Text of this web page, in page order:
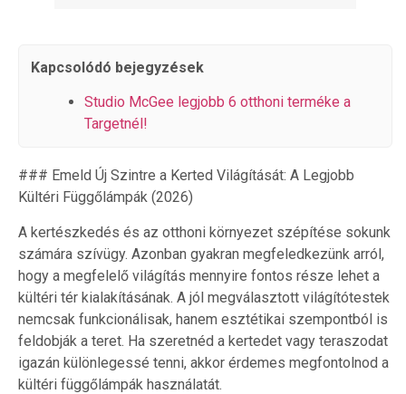
Kapcsolódó bejegyzések
Studio McGee legjobb 6 otthoni terméke a
Targetnél!
### Emeld Új Szintre a Kerted Világítását: A Legjobb
Kültéri Függőlámpák (2026)
A kertészkedés és az otthoni környezet szépítése sokunk
számára szívügy. Azonban gyakran megfeledkezünk arról,
hogy a megfelelő világítás mennyire fontos része lehet a
kültéri tér kialakításának. A jól megválasztott világítótestek
nemcsak funkcionálisak, hanem esztétikai szempontból is
feldobják a teret. Ha szeretnéd a kertedet vagy teraszodat
igazán különlegessé tenni, akkor érdemes megfontolnod a
kültéri függőlámpák használatát.